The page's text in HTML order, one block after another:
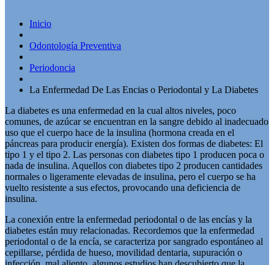
Inicio
Odontologí­a Preventiva
Periodoncia
La Enfermedad De Las Encias o Periodontal y La Diabetes
La diabetes es una enfermedad en la cual altos niveles, poco
comunes, de azúcar se encuentran en la sangre debido al inadecuado
uso que el cuerpo hace de la insulina (hormona creada en el
páncreas para producir energía). Existen dos formas de diabetes: El
tipo 1 y el tipo 2. Las personas con diabetes tipo 1 producen poca o
nada de insulina. Aquellos con diabetes tipo 2 producen cantidades
normales o ligeramente elevadas de insulina, pero el cuerpo se ha
vuelto resistente a sus efectos, provocando una deficiencia de
insulina.
La conexión entre la enfermedad periodontal o de las encí­as y la
diabetes están muy relacionadas. Recordemos que la enfermedad
periodontal o de la encí­a, se caracteriza por sangrado espontáneo al
cepillarse, pérdida de hueso, movilidad dentaria, supuración o